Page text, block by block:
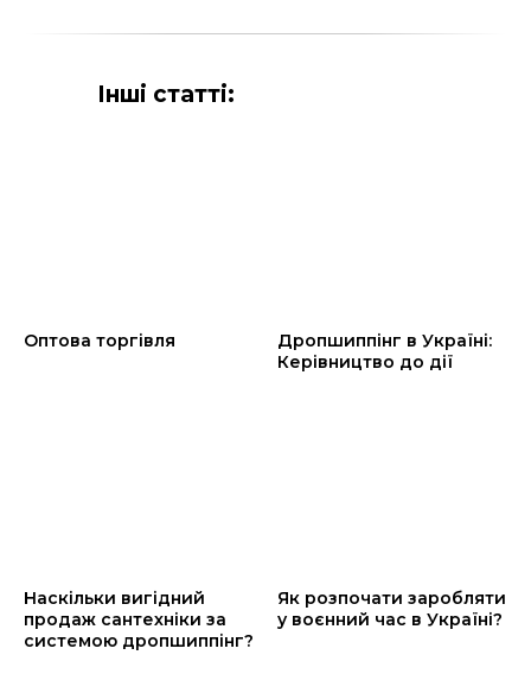
Інші статті:
Оптова торгівля
Дропшиппінг в Україні:
Керівництво до дії
Наскільки вигідний
продаж сантехніки за
системою дропшиппінг?
Як розпочати заробляти
у воєнний час в Україні?